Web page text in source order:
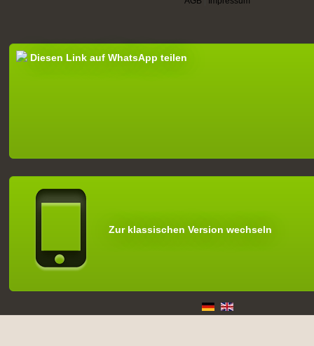
Diesen Link auf WhatsApp teilen
Zur klassischen Version wechseln